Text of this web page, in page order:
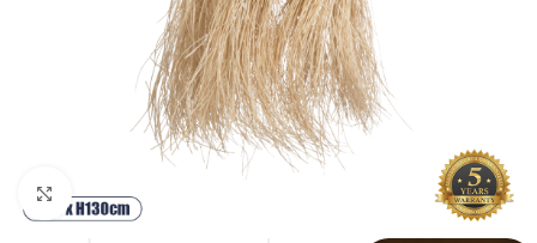
Κλικ για μεγέθυνση